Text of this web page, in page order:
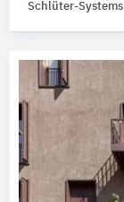
Schlüter-Systems